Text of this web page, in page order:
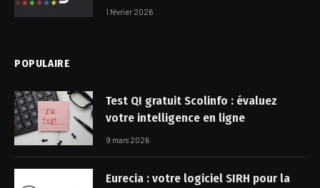
1 février 2026
POPULAIRE
Test QI gratuit Scolinfo : évaluez
votre intelligence en ligne
9 mars 2026
Eurecia : votre logiciel SIRH pour la